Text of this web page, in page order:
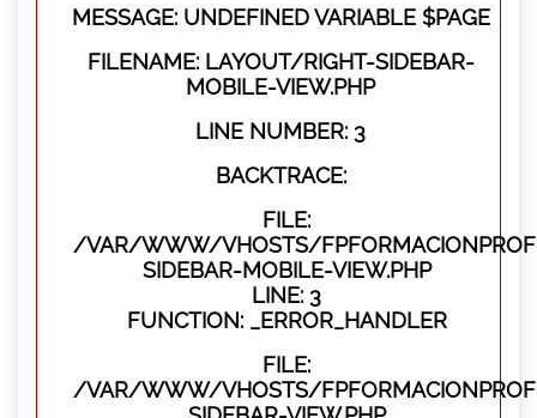
MESSAGE: UNDEFINED VARIABLE $PAGE
FILENAME: LAYOUT/RIGHT-SIDEBAR-
MOBILE-VIEW.PHP
LINE NUMBER: 3
BACKTRACE:
FILE:
/VAR/WWW/VHOSTS/
SIDEBAR-MOBILE-VIEW.PHP
LINE: 3
FUNCTION: _ERROR_HANDLER
FILE:
/VAR/WWW/VHOSTS/